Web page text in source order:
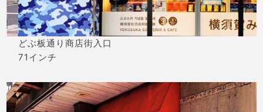
どぶ板通り商店街入口
71インチ